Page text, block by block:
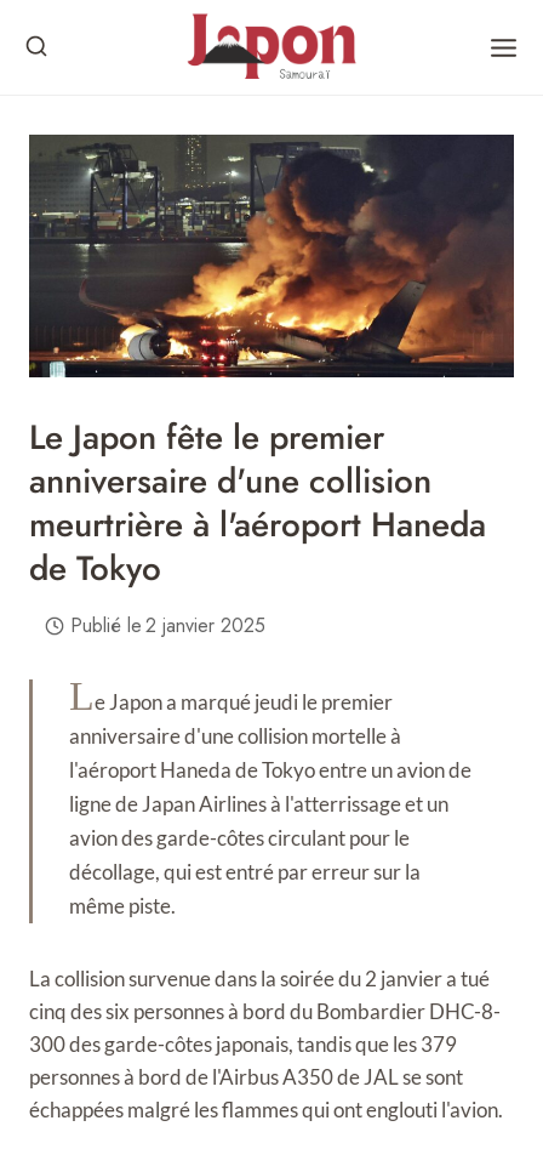
Le Japon fête le premier
anniversaire d'une collision
meurtrière à l'aéroport Haneda
de Tokyo
Publié le2 janvier 2025
Le Japon a marqué jeudi le premier
anniversaire d'une collision mortelle à
l'aéroport Haneda de Tokyo entre un avion de
ligne de Japan Airlines à l'atterrissage et un
avion des garde-côtes circulant pour le
décollage, qui est entré par erreur sur la
même piste.
La collision survenue dans la soirée du 2 janvier a tué
cinq des six personnes à bord du Bombardier DHC-8-
300 des garde-côtes japonais, tandis que les 379
personnes à bord de l'Airbus A350 de JAL se sont
échappées malgré les flammes qui ont englouti l'avion.